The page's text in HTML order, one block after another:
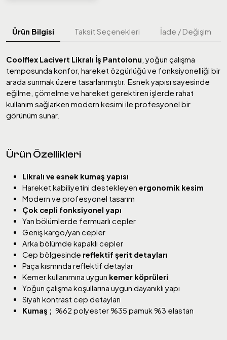
Ürün Bilgisi Taksit Seçenekleri İade / Değişim
Coolflex Lacivert Likralı İş Pantolonu , yoğun çalışma
temposunda konfor, hareket özgürlüğü ve fonksiyonelliği bir
arada sunmak üzere tasarlanmıştır. Esnek yapısı sayesinde
eğilme, çömelme ve hareket gerektiren işlerde rahat
kullanım sağlarken modern kesimi ile profesyonel bir
görünüm sunar.
Ürün Özellikleri
Likralı ve esnek kumaş yapısı
Hareket kabiliyetini destekleyen ergonomik kesim
Modern ve profesyonel tasarım
Çok cepli fonksiyonel yapı
Yan bölümlerde fermuarlı cepler
Geniş kargo/yan cepler
Arka bölümde kapaklı cepler
Cep bölgesinde reflektif şerit detayları
Paça kısmında reflektif detaylar
Kemer kullanımına uygun kemer köprüleri
Yoğun çalışma koşullarına uygun dayanıklı yapı
Siyah kontrast cep detayları
Kumaş ; %62 polyester %35 pamuk %3 elastan